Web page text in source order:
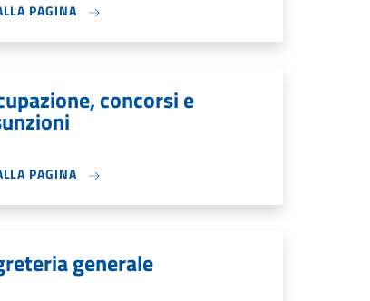
PAGINA
concorsi e
PAGINA
generale